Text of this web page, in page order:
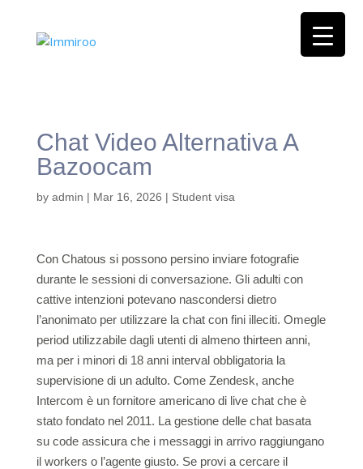
Chat Video Alternativa A
Bazoocam
by admin | Mar 16, 2026 | Student visa
Con Chatous si possono persino inviare fotografie
durante le sessioni di conversazione. Gli adulti con
cattive intenzioni potevano nascondersi dietro
l’anonimato per utilizzare la chat con fini illeciti. Omegle
period utilizzabile dagli utenti di almeno thirteen anni,
ma per i minori di 18 anni interval obbligatoria la
supervisione di un adulto. Come Zendesk, anche
Intercom è un fornitore americano di live chat che è
stato fondato nel 2011. La gestione delle chat basata
su code assicura che i messaggi in arrivo raggiungano
il workers o l’agente giusto. Se provi a cercare il